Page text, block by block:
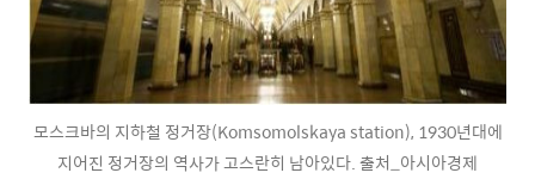
모스크바의 지하철 정거장(Komsomolskaya station), 1930년대에
지어진 정거장의 역사가 고스란히 남아있다. 출처_아시아경제